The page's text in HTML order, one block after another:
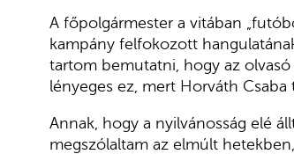
A főpolgármester a vitában
kampány felfokozott
tartom bemutatni, hogy az
lényeges ez, mert Horváth
Annak, hogy a nyilvánosság elé
megszólaltam az elmúlt